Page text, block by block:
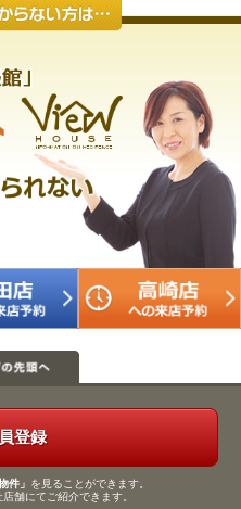
登録
件」 を見ることができます。
店舗にてご紹介できます。